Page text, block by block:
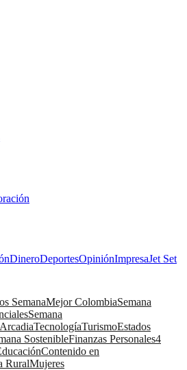
DineroDeportesOpiniónImpresaJet Set
SemanaMejor ColombiaSemana
Semana
ArcadiaTecnologíaTurismoEstados
SostenibleFinanzas Personales4
Contenido en
RuralMujeres